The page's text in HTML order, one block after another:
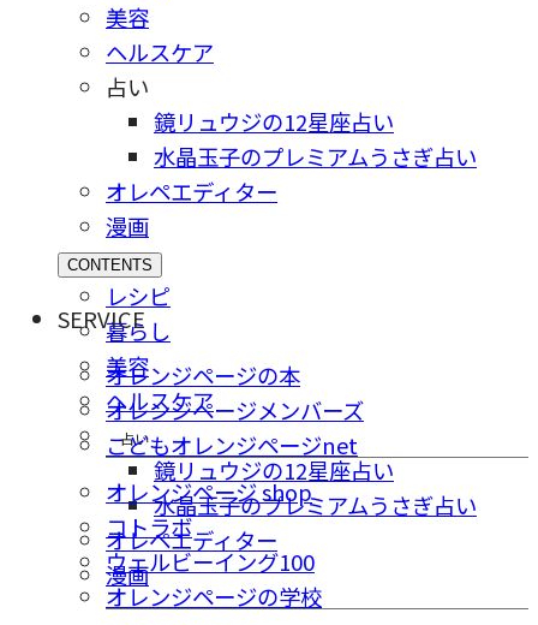
美容
ヘルスケア
占い
鏡リュウジの12星座占い
水晶玉子のプレミアムうさぎ占い
オレペエディター
漫画
CONTENTS
レシピ
暮らし
美容
ヘルスケア
占い
鏡リュウジの12星座占い
水晶玉子のプレミアムうさぎ占い
オレペエディター
漫画
SERVICE
オレンジページの本
オレンジページメンバーズ
こどもオレンジページnet
オレンジページ shop
コトラボ
ウェルビーイング100
オレンジページの学校